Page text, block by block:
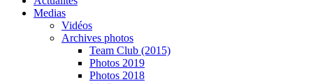
Medias
Vidéos
Archives photos
Team Club (2015)
Photos 2019
Photos 2018